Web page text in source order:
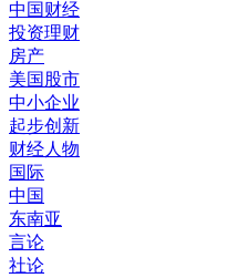
中国财经
投资理财
房产
美国股市
中小企业
起步创新
财经人物
国际
中国
东南亚
言论
社论